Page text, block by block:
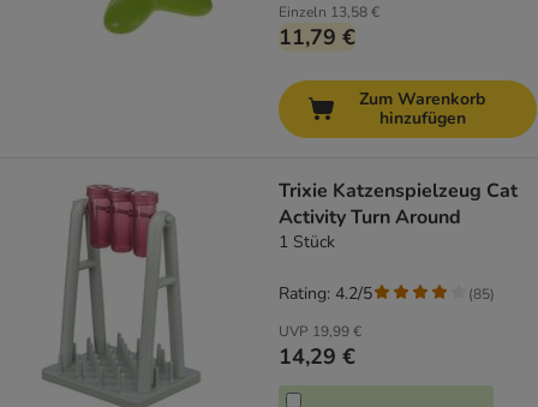
Einzeln 13,58 €
11,79 €
Zum Warenkorb
hinzufügen
Trixie Katzenspielzeug Cat
Activity Turn Around
1 Stück
UVP 19,99 €
14,29 €
Rating: 4.2/5 (85)